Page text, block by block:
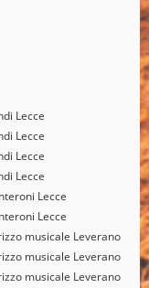
Lecce
Lecce
Lecce
Lecce
Lecce
Lecce
musicale Leverano
musicale Leverano
musicale Leverano